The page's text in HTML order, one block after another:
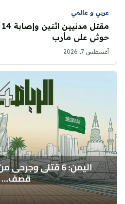
عربي و عالمي
حوثي على مأرب
أغسطس 7, 2026